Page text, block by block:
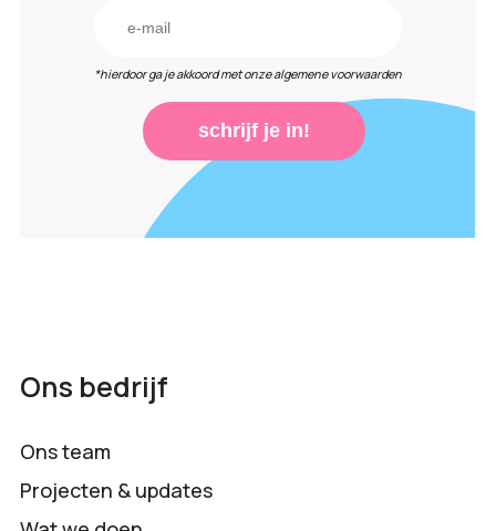
*hierdoor ga je akkoord met onze algemene voorwaarden
schrijf je in!
Ons bedrijf
Ons team
Projecten & updates